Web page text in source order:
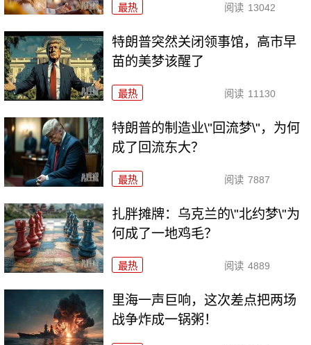
最热 阅读 13042
特朗普突然关闭领事馆，高市早
苗的美梦该醒了
最热 阅读 11130
特朗普的制造业\"回流梦\"，为何
成了回流东大？
最热 阅读 7887
扎胖摊牌：乌克兰的\"北约梦\"为
何成了一地鸡毛？
最热 阅读 4889
里海一声巨响，这次差点把两场
战争炸成一锅粥！